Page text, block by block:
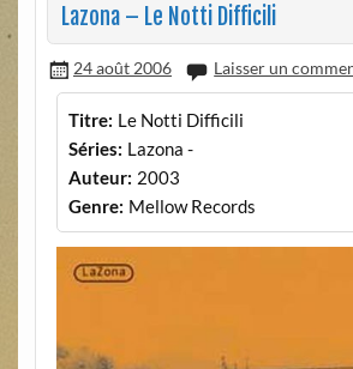
Lazona – Le Notti Difficili
24 août 2006 Laisser un
Titre: Le Notti Difficili
Séries: Lazona -
Auteur: 2003
Genre: Mellow Records